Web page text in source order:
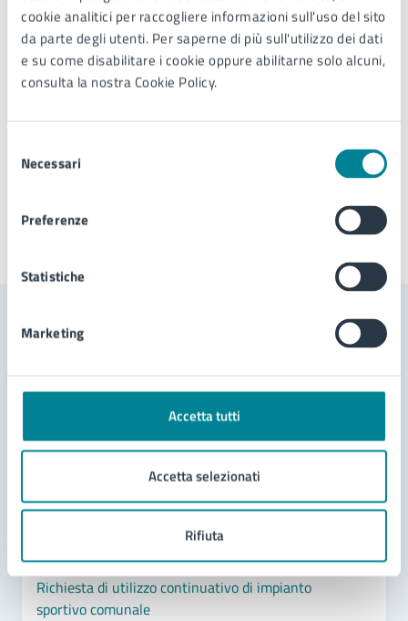
cookie analitici per raccogliere informazioni sull'uso del sito
da parte degli utenti. Per saperne di più sull'utilizzo dei dati
e su come disabilitare i cookie oppure abilitarne solo alcuni,
consulta la nostra Cookie Policy.
delNecessari
Preferenze
Statistiche
Marketing
Accetta tutti
Accetta selezionati
Rifiuta
Telefono:0421359124
E-mail:sport@comune.jesolo.ve.it
PEC:comune.jesolo@legalmail.it
Tipo di evento
Domanda di patrocinio, di contributo e di utilizzo
degli spazi comunali
Oggetti e beni rinvenuti
Richiesta di utilizzo occasionale di impianto
sportivo comunale
Richiesta di utilizzo continuativo di impianto
sportivo comunale